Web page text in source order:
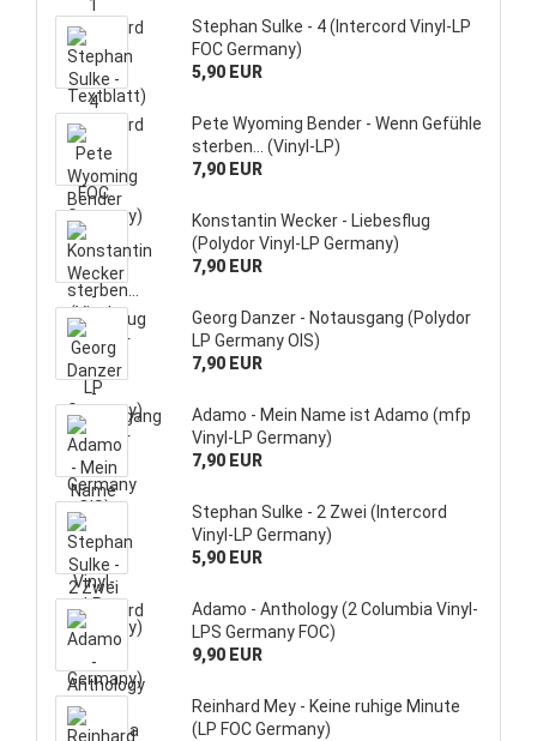
Stephan Sulke - 4 (Intercord Vinyl-LP
FOC Germany)
5,90 EUR
Pete Wyoming Bender - Wenn Gefühle
sterben... (Vinyl-LP)
7,90 EUR
Konstantin Wecker - Liebesflug
(Polydor Vinyl-LP Germany)
7,90 EUR
Georg Danzer - Notausgang (Polydor
LP Germany OIS)
7,90 EUR
Adamo - Mein Name ist Adamo (mfp
Vinyl-LP Germany)
7,90 EUR
Stephan Sulke - 2 Zwei (Intercord
Vinyl-LP Germany)
5,90 EUR
Adamo - Anthology (2 Columbia Vinyl-
LPS Germany FOC)
9,90 EUR
Reinhard Mey - Keine ruhige Minute
(LP FOC Germany)